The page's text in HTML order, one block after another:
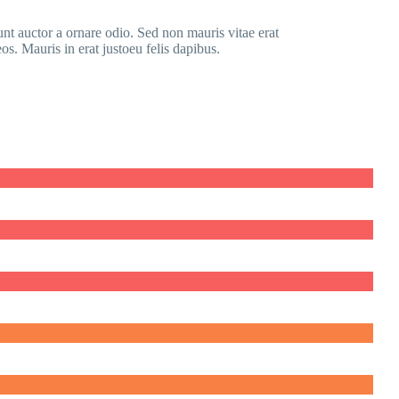
auctor a ornare odio. Sed non mauris vitae erat
Mauris in erat justoeu felis dapibus.